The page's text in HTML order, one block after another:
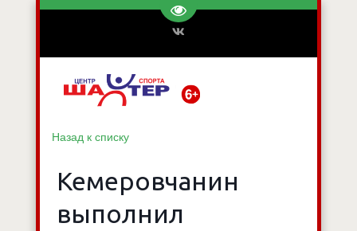
Перейти на версию для
Назад к списку
Кемеровчанин
выполнил